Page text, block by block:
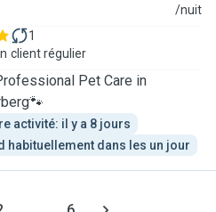
/nuit
1
client régulier
Pet Care in
activité: il y a 8 jours
habituellement dans les un jour